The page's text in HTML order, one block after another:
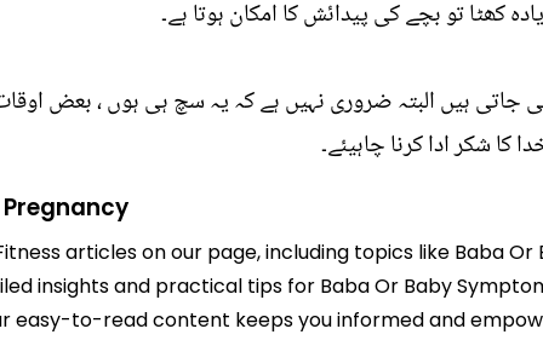
کھٹا تو بچے کی پیدائش کا امکان ہوتا ہے۔
جاتی ہیں البتہ ضروری نہیں ہے کہ یہ سچ ہی ہوں ، بعض
کا شکر ادا کرنا چاہیئے۔
articles on our page, including topics like Baba
insights and practical tips for Baba Or Baby
easy-to-read content keeps you informed and